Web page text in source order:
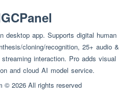
desktop app. Supports digital human
cloning/recognition, 25+ audio &
interaction. Pro adds visual
and cloud AI model service.
© 2026 All rights reserved